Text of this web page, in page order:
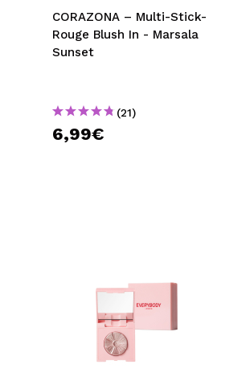
CORAZONA – Multi-Stick-
Rouge Blush In - Marsala
Sunset
(21)
6,99€